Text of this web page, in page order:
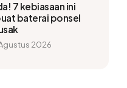
7 kebiasaan ini
baterai ponsel
2026